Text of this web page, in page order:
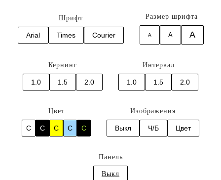
Шрифт
Arial Times Courier
Размер шрифта
A A A
Кернинг
1.0 1.5 2.0
Интервал
1.0 1.5 2.0
Цвет
C C C C C
Изображения
Выкл Ч/Б Цвет
Панель
Выкл